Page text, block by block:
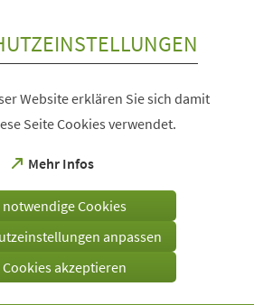
Website erklären Sie sich damit
Seite Cookies verwendet.
Mehr Infos
(Öffnet
einem
Tab)
notwendige Cookies
anpassen
Cookies akzeptieren